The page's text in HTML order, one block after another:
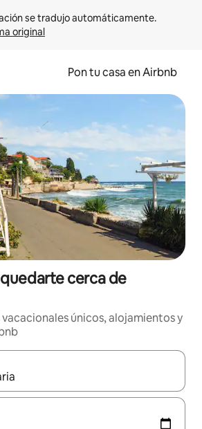
original
Pon tu casa en Airbnb
cerca de
vacacionales únicos, alojamientos y
estén disponibles, navega con las